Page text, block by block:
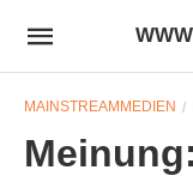
MAINSTREAMMEDIEN